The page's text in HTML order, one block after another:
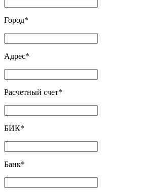
Город*
Адрес*
Расчетный счет*
БИК*
Банк*